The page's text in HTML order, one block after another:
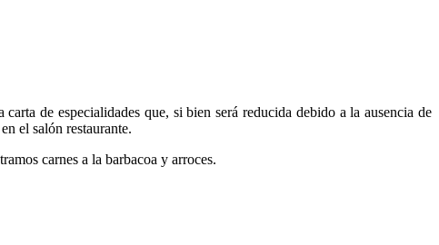
de especialidades que, si bien será reducida debido a la ausencia de
el salón restaurante.
carnes a la barbacoa y arroces.